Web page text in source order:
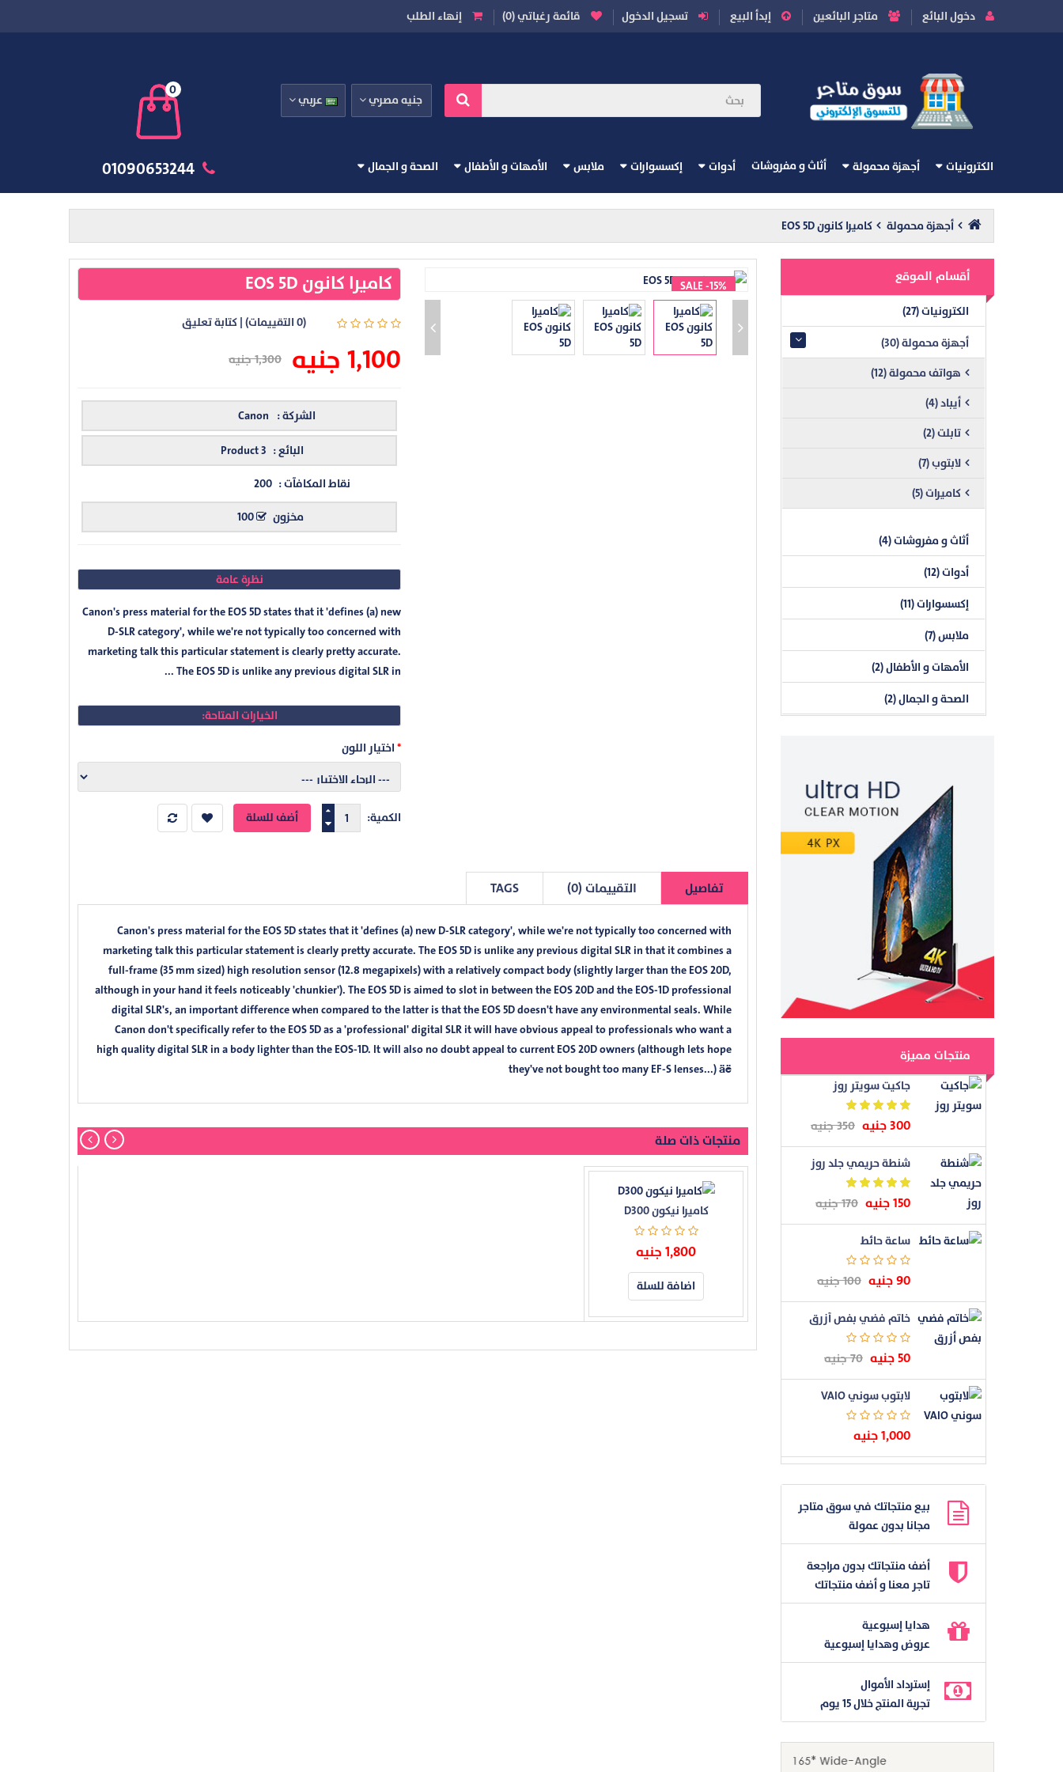
دخول البائع متاجر البائعين إبدأ البيع تسجيل الدخول قائمة رغباتي (0) إنهاء الطلب
جنيه مصري عربي
0
الكترونيات أجهزة محمولة أثاث و مفروشات أدوات إكسسوارات ملابس الأمهات و الأطفال الصحة و الجمال
أجهزة محمولة كاميرا كانون EOS 5D
أقسام الموقع
الكترونيات (27)
أجهزة محمولة (30)
هواتف محمولة (12)
أيباد (4)
تابلت (2)
لابتوب (7)
كاميرات (5)
أثاث و مفروشات (4)
أدوات (12)
إكسسوارات (11)
ملابس (7)
الأمهات و الأطفال (2)
الصحة و الجمال (2)
منتجات مميزة
جاكيت سويتر روز
300 جنيه 350 جنيه
شنطة حريمي جلد روز
150 جنيه 170 جنيه
ساعة حائط
90 جنيه 100 جنيه
خاتم فضي بفص أزرق
50 جنيه 70 جنيه
لابتوب سوني VAIO
1,000 جنيه
بيع منتجاتك في سوق متاجر
مجانا بدون عمولة
أضف منتجاتك بدون مراجعة
تاجر معنا و أضف منتجاتك
هدايا إسبوعية
عروض وهدايا إسبوعية
إسترداد الأموال
تجربة المنتج خلال 15 يوم
SALE -15% كاميرا كانون EOS 5D
(0 التقييمات) |كتابة تعليق
1,100 جنيه 1,300 جنيه
الشركة : Canon
البائع :
نقاط المكافآت :
مخزون
نظرة عامة
Canon's press material for the EOS 5D states that it 'defines (a) new
D-SLR category', while we're not typically too concerned with
marketing talk this particular statement is clearly pretty accurate.
The EOS 5D is unlike any previous digital SLR in ...
الخيارات المتاحة:
اختيار اللون
الكمية:
تفاصيل التقييمات (0) TAGS
Canon's press material for the EOS 5D states that it 'defines (a) new D-SLR category', while we're not typically too concerned with
marketing talk this particular statement is clearly pretty accurate. The EOS 5D is unlike any previous digital SLR in that it combines a
full-frame (35 mm sized) high resolution sensor (12.8 megapixels) with a relatively compact body (slightly larger than the EOS 20D,
although in your hand it feels noticeably 'chunkier'). The EOS 5D is aimed to slot in between the EOS 20D and the EOS-1D professional
digital SLR's, an important difference when compared to the latter is that the EOS 5D doesn't have any environmental seals. While
Canon don't specifically refer to the EOS 5D as a 'professional' digital SLR it will have obvious appeal to professionals who want a
high quality digital SLR in a body lighter than the EOS-1D. It will also no doubt appeal to current EOS 20D owners (although lets hope
they've not bought too many EF-S lenses...) äë
منتجات ذات صلة
كاميرا نيكون D300
1,800 جنيه
اضافة للسلة